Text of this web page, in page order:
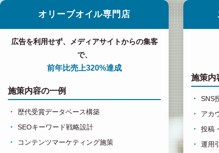
オリーブオイル専門店
広告を利用せず、メディアサイトからの集客
で、
前年比売上320%達成
施策内容の一例
歴代受賞データベース構築
SEOキーワード戦略設計
コンテンツマーケティング施策
施策内
SNS
アカ
投稿
運用